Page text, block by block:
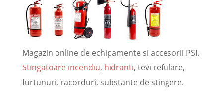
Magazin online de echipamente si accesorii PSI.
Stingatoare incendiu, hidranti, tevi refulare,
furtunuri, racorduri, substante de stingere.